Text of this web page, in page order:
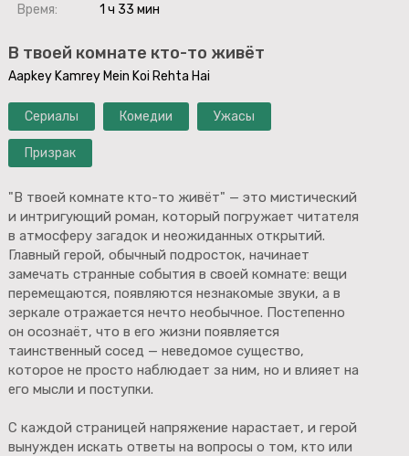
В твоей комнате кто-то живёт
Aapkey Kamrey Mein Koi Rehta Hai
Сериалы Комедии Ужасы
Призрак
"В твоей комнате кто-то живёт" — это мистический
и интригующий роман, который погружает читателя
в атмосферу загадок и неожиданных открытий.
Главный герой, обычный подросток, начинает
замечать странные события в своей комнате: вещи
перемещаются, появляются незнакомые звуки, а в
зеркале отражается нечто необычное. Постепенно
он осознаёт, что в его жизни появляется
таинственный сосед — неведомое существо,
которое не просто наблюдает за ним, но и влияет на
его мысли и поступки.
С каждой страницей напряжение нарастает, и герой
вынужден искать ответы на вопросы о том, кто или
Время:
1 ч 33 мин